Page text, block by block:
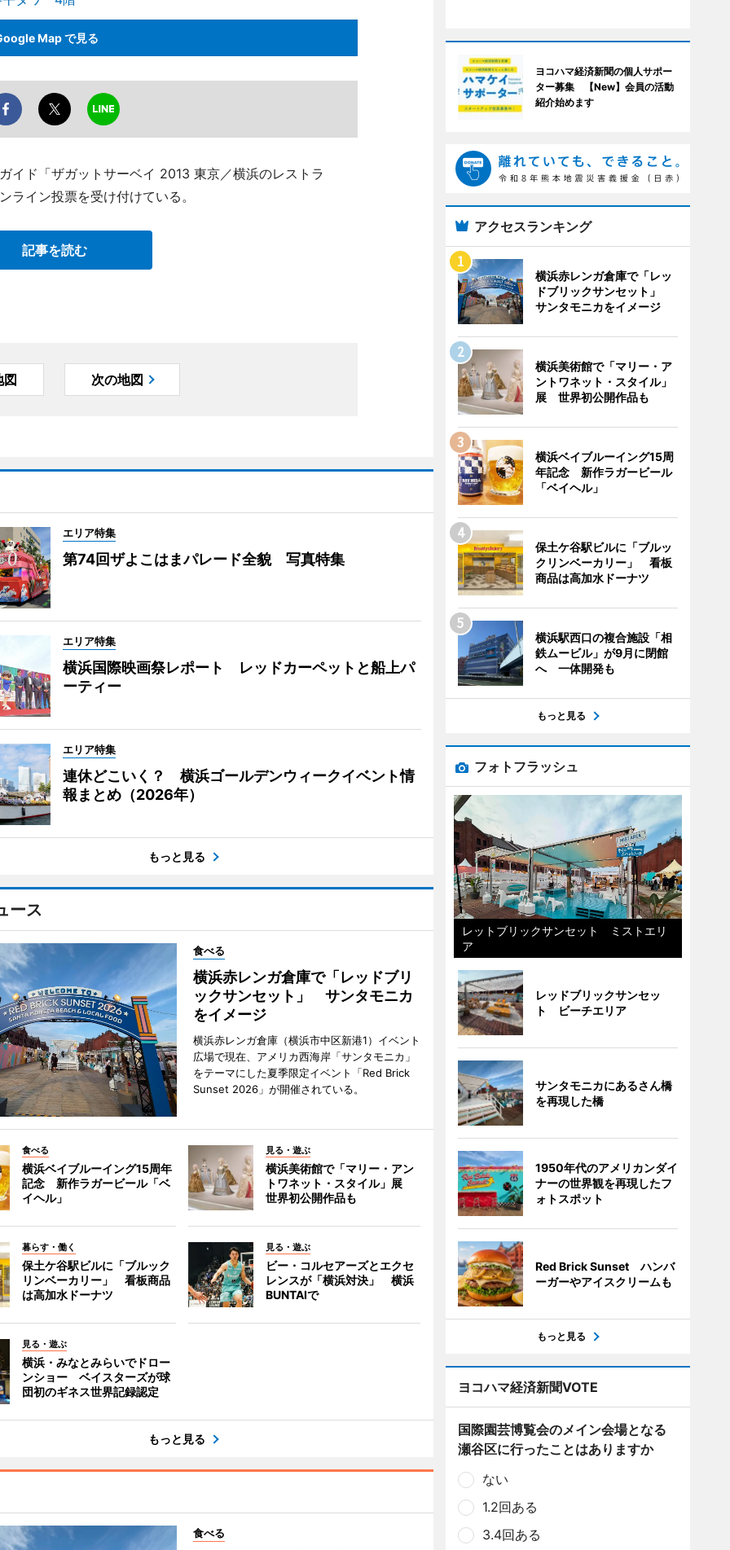
Map で見る
イド「ザガットサーベイ 2013 東京／横浜のレストラ
ライン投票を受け付けている。
記事を読む
図 次の地図
エリア特集
第74回ザよこはまパレード全貌 写真特集
エリア特集
横浜国際映画祭レポート レッドカーペットと船上パ
ーティー
エリア特集
連休どこいく？ 横浜ゴールデンウィークイベント情
報まとめ（2026年）
もっと見る
ース
食べる
横浜赤レンガ倉庫で「レッドブリ
ックサンセット」 サンタモニカ
をイメージ
横浜赤レンガ倉庫（横浜市中区新港1）イベント
広場で現在、アメリカ西海岸「サンタモニカ」
をテーマにした夏季限定イベント「Red Brick
Sunset 2026」が開催されている。
食べる
横浜ベイブルーイング15周年
記念 新作ラガービール「ベ
イヘル」
見る・遊ぶ
横浜美術館で「マリー・アン
トワネット・スタイル」展
世界初公開作品も
暮らす・働く
保土ケ谷駅ビルに「ブルック
リンベーカリー」 看板商品
は高加水ドーナツ
見る・遊ぶ
ビー・コルセアーズとエクセ
レンスが「横浜対決」 横浜
BUNTAIで
見る・遊ぶ
横浜・みなとみらいでドロー
ンショー ベイスターズが球
団初のギネス世界記録認定
もっと見る
食べる
ヨコハマ経済新聞の個人サポー
ター募集 【New】会員の活動
紹介始めます
アクセスランキング
横浜赤レンガ倉庫で「レッ
ドブリックサンセット」
サンタモニカをイメージ
横浜美術館で「マリー・ア
ントワネット・スタイル」
展 世界初公開作品も
横浜ベイブルーイング15周
年記念 新作ラガービール
「ベイヘル」
保土ケ谷駅ビルに「ブルッ
クリンベーカリー」 看板
商品は高加水ドーナツ
横浜駅西口の複合施設「相
鉄ムービル」が9月に閉館
へ 一体開発も
もっと見る
フォトフラッシュ
レットブリックサンセット ミストエリ
ア
レッドブリックサンセッ
ト ビーチエリア
サンタモニカにあるさん橋
を再現した橋
1950年代のアメリカンダイ
ナーの世界観を再現したフ
ォトスポット
Red Brick Sunset ハンバ
ーガーやアイスクリームも
もっと見る
ヨコハマ経済新聞VOTE
国際園芸博覧会のメイン会場となる
瀬谷区に行ったことはありますか
ない
1.2回ある
3.4回ある